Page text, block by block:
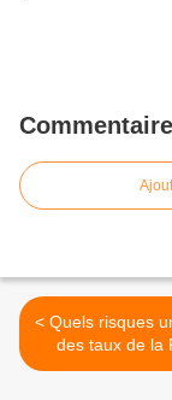
< Quels risques une hausse
des taux de la
peser sur le